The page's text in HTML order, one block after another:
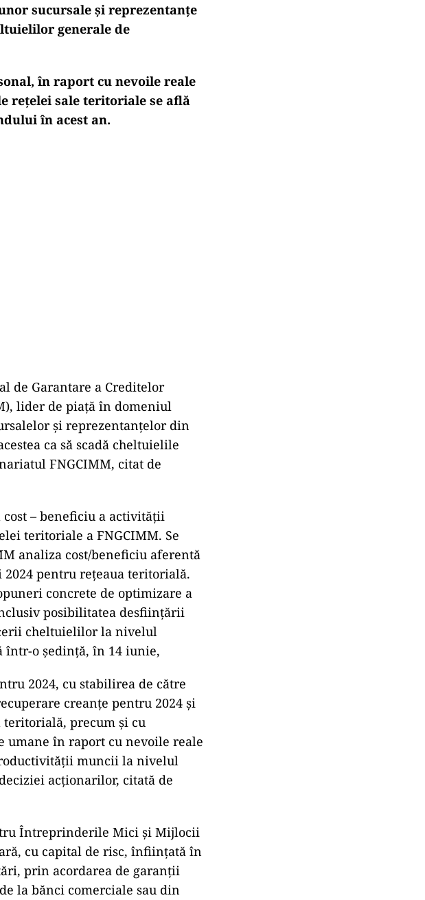
sucursale și reprezentanțe
generale de
în raport cu nevoile reale
reţelei sale teritoriale se află
în acest an.
de Garantare a Creditelor
lider de piaţă în domeniul
şi reprezentanţelor din
ca să scadă cheltuielile
FNGCIMM, citat de
– beneficiu a activităţii
teritoriale a FNGCIMM. Se
analiza cost/beneficiu aferentă
pentru reţeaua teritorială.
concrete de optimizare a
posibilitatea desfiinţării
cheltuielilor la nivelul
într-o ședință, în 14 iunie,
2024, cu stabilirea de către
creanţe pentru 2024 şi
precum şi cu
umane în raport cu nevoile reale
muncii la nivelul
acționarilor, citată de
Întreprinderile Mici şi Mijlocii
cu capital de risc, înfiinţată în
prin acordarea de garanţii
la bănci comerciale sau din